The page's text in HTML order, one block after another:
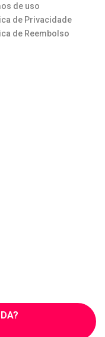
de uso
de Privacidade
de Reembolso